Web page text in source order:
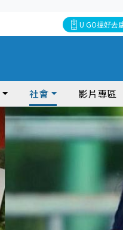
U GO搵好去
社會 影片專區